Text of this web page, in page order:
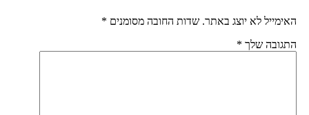
האימייל לא יוצג באתר. שדות החובה מסומנים *
התגובה שלך *